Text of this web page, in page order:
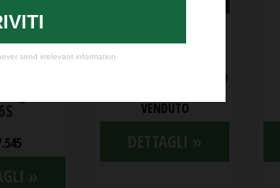
Camper furgonato
Sunlight Cliff 540
cambio automatico
VENDUTO
DETTAGLI »
»